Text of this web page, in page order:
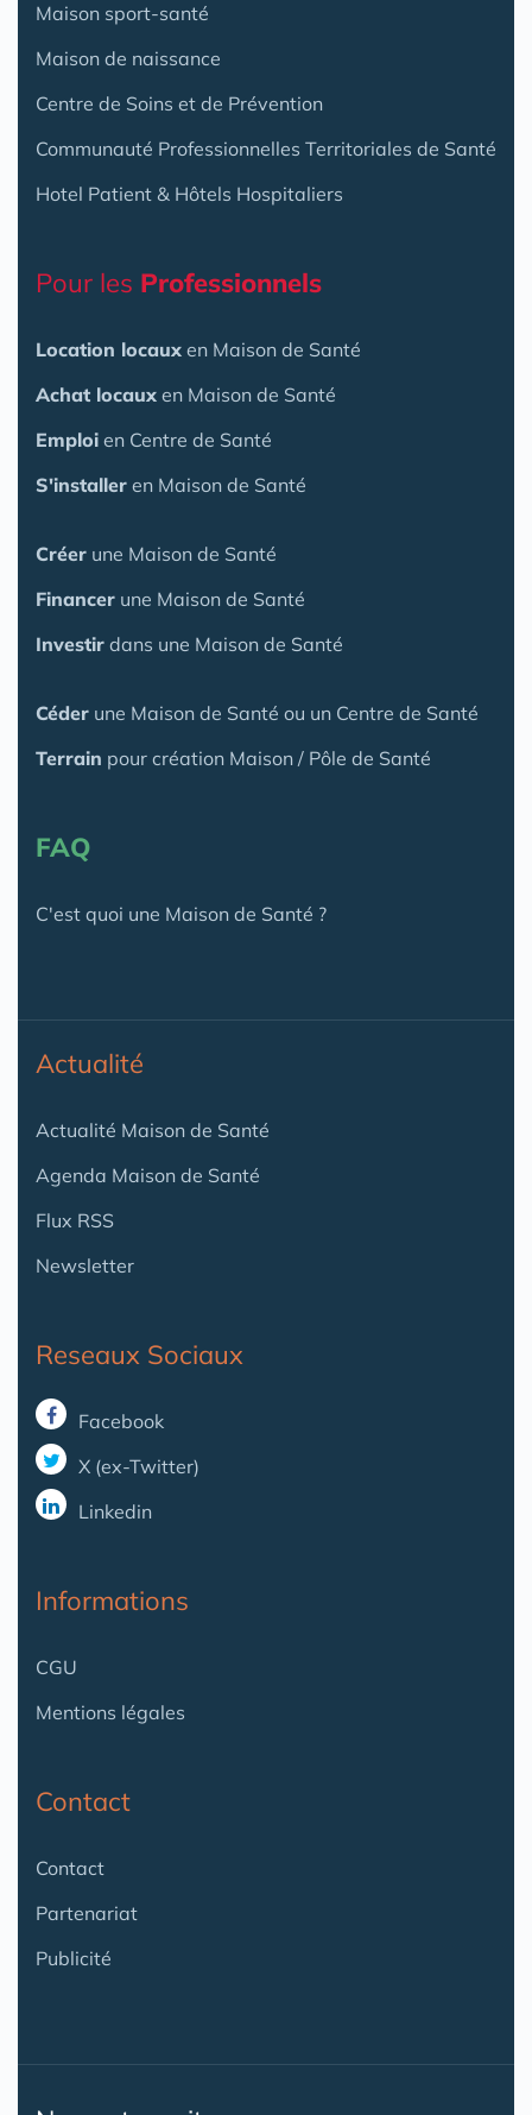
Maison sport-santé
Maison de naissance
Centre de Soins et de Prévention
Communauté Professionnelles Territoriales de Santé
Hotel Patient & Hôtels Hospitaliers
Pour les Professionnels
Location locaux en Maison de Santé
Achat locaux en Maison de Santé
Emploi en Centre de Santé
S'installer en Maison de Santé
Créer une Maison de Santé
Financer une Maison de Santé
Investir dans une Maison de Santé
Céder une Maison de Santé ou un Centre de Santé
Terrain pour création Maison / Pôle de Santé
FAQ
C'est quoi une Maison de Santé ?
Actualité
Actualité Maison de Santé
Agenda Maison de Santé
Flux RSS
Newsletter
Reseaux Sociaux
Facebook
X (ex-Twitter)
Linkedin
Informations
CGU
Mentions légales
Contact
Contact
Partenariat
Publicité